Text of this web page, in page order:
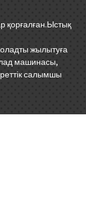
қорғалған.Ыстық
жылытуға
машинасы,
реттік салымшы